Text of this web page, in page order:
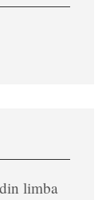
limba